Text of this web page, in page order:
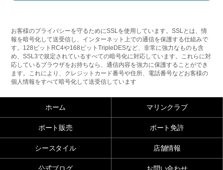
お客様のプライバシーを守るためにSSLを使用しています。SSLとは、情
報を暗号化して送受信し、インターネット上での通信を保護する仕組みで
す。128ビットRC4や168ビットTripleDESなど、非常に強力なものも含
め、SSL3で規定されているすべての暗号化に対応しています。これらに対
応しているブラウザをお持ちなら、通信内容を強力に保護することができ
ます。これにより、クレジットカード番号や住所、電話番号などお客様の
個人情報をすべて暗号化して送受信しています
ホーム マリンクラブ
ボート販売 ボート免許
シースタイル 店舗情報